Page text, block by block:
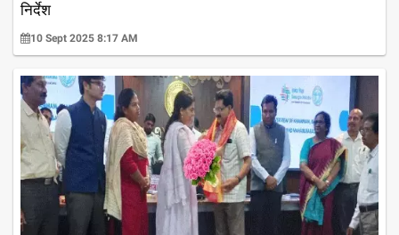
निर्देश
10 Sept 2025 8:17 AM